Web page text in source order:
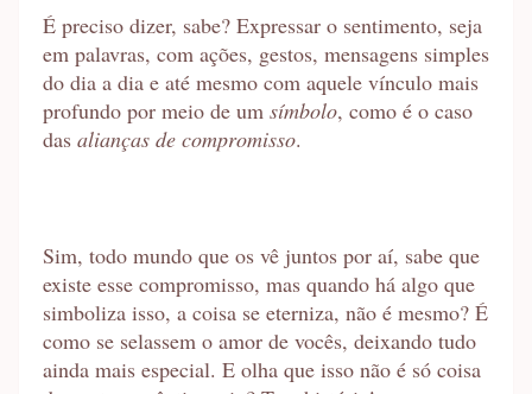
É preciso dizer, sabe? Expressar o sentimento, seja
em palavras, com ações, gestos, mensagens simples
do dia a dia e até mesmo com aquele vínculo mais
profundo por meio de um símbolo, como é o caso
das alianças de compromisso.
Sim, todo mundo que os vê juntos por aí, sabe que
existe esse compromisso, mas quando há algo que
simboliza isso, a coisa se eterniza, não é mesmo? É
como se selassem o amor de vocês, deixando tudo
ainda mais especial. E olha que isso não é só coisa